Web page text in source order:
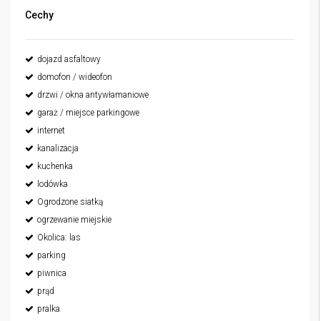
Cechy
dojazd asfaltowy
domofon / wideofon
drzwi / okna antywłamaniowe
garaż / miejsce parkingowe
internet
kanalizacja
kuchenka
lodówka
Ogrodzone siatką
ogrzewanie miejskie
Okolica: las
parking
piwnica
prąd
pralka